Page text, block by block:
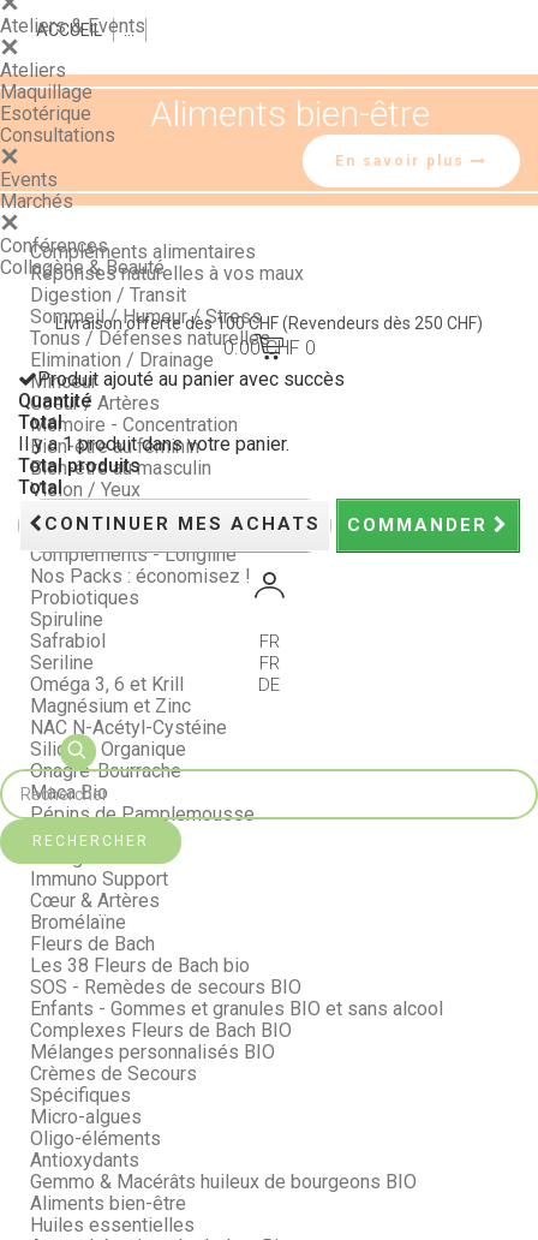
Ateliers & Events
Ateliers
Maquillage
Esotérique
Consultations
Events
Marchés
Conférences
Collagène & Beauté
Livraison offerte dès 100 CHF(Revendeurs dès 250 CHF)
0.00 CHF 0
Produit ajouté au panier avec succès
Quantité
Total
Il y a 1 produit dans votre panier.
Total produits
Total
CONTINUER MES ACHATS COMMANDER
FR
FR
DE
RECHERCHER
ACCUEIL> >
Aliments bien-être
En savoir plus
Compléments alimentaires
Réponses naturelles à vos maux
Digestion / Transit
Sommeil / Humeur / Stress
Tonus / Défenses naturelles
Elimination / Drainage
Minceur
Coeur / Artères
Mémoire - Concentration
Bien-être au féminin
Bien-être au masculin
Vision / Yeux
Peau, Ongles et Cheveux
Articulations
Compléments - Longline
Nos Packs : économisez !
Probiotiques
Spiruline
Safrabiol
Seriline
Oméga 3, 6 et Krill
Magnésium et Zinc
NAC N-Acétyl-Cystéine
Silicium Organique
Onagre-Bourrache
Maca Bio
Pépins de Pamplemousse
Curcuma Bio
Immuno Support
Cœur & Artères
Bromélaïne
Fleurs de Bach
Les 38 Fleurs de Bach bio
SOS - Remèdes de secours BIO
Enfants - Gommes et granules BIO et sans alcool
Complexes Fleurs de Bach BIO
Mélanges personnalisés BIO
Crèmes de Secours
Spécifiques
Micro-algues
Oligo-éléments
Antioxydants
Gemmo & Macérâts huileux de bourgeons BIO
Aliments bien-être
Huiles essentielles